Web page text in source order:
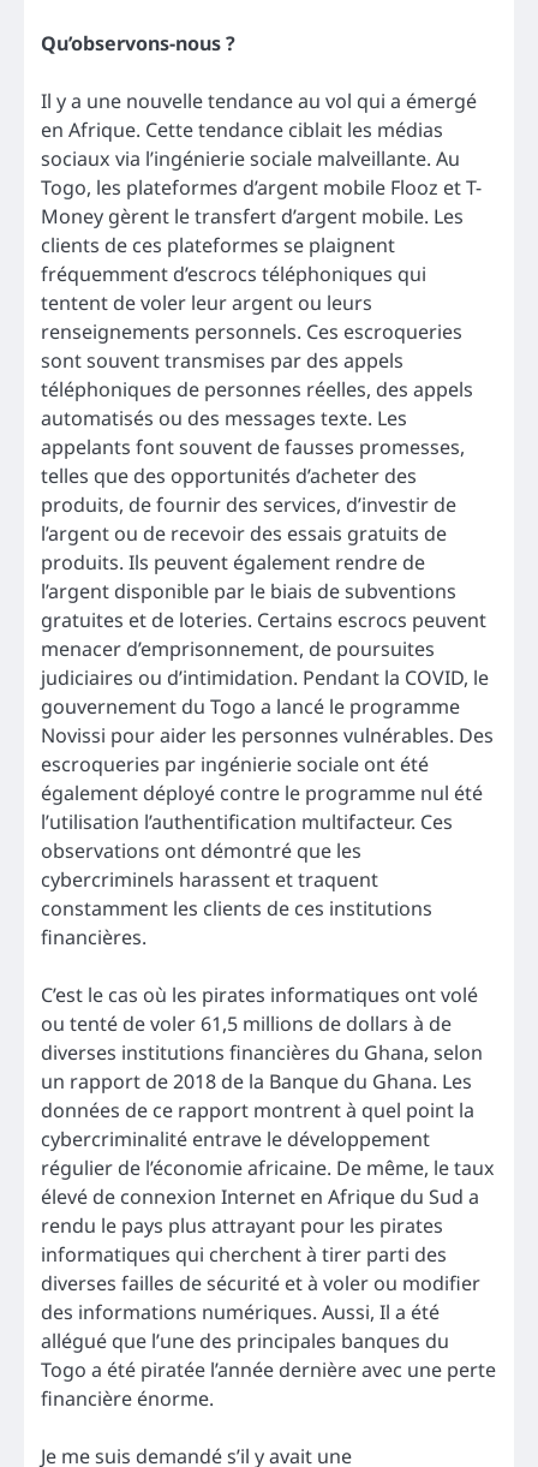
Qu’observons-nous ?
Il y a une nouvelle tendance au vol qui a émergé
en Afrique. Cette tendance ciblait les médias
sociaux via l’ingénierie sociale malveillante. Au
Togo, les plateformes d’argent mobile Flooz et T-
Money gèrent le transfert d’argent mobile. Les
clients de ces plateformes se plaignent
fréquemment d’escrocs téléphoniques qui
tentent de voler leur argent ou leurs
renseignements personnels. Ces escroqueries
sont souvent transmises par des appels
téléphoniques de personnes réelles, des appels
automatisés ou des messages texte. Les
appelants font souvent de fausses promesses,
telles que des opportunités d’acheter des
produits, de fournir des services, d’investir de
l’argent ou de recevoir des essais gratuits de
produits. Ils peuvent également rendre de
l’argent disponible par le biais de subventions
gratuites et de loteries. Certains escrocs peuvent
menacer d’emprisonnement, de poursuites
judiciaires ou d’intimidation. Pendant la COVID, le
gouvernement du Togo a lancé le programme
Novissi pour aider les personnes vulnérables. Des
escroqueries par ingénierie sociale ont été
également déployé contre le programme nul été
l’utilisation l’authentification multifacteur. Ces
observations ont démontré que les
cybercriminels harassent et traquent
constamment les clients de ces institutions
financières.
C’est le cas où les pirates informatiques ont volé
ou tenté de voler 61,5 millions de dollars à de
diverses institutions financières du Ghana, selon
un rapport de 2018 de la Banque du Ghana. Les
données de ce rapport montrent à quel point la
cybercriminalité entrave le développement
régulier de l’économie africaine. De même, le taux
élevé de connexion Internet en Afrique du Sud a
rendu le pays plus attrayant pour les pirates
informatiques qui cherchent à tirer parti des
diverses failles de sécurité et à voler ou modifier
des informations numériques. Aussi, Il a été
allégué que l’une des principales banques du
Togo a été piratée l’année dernière avec une perte
financière énorme.
Je me suis demandé s’il y avait une